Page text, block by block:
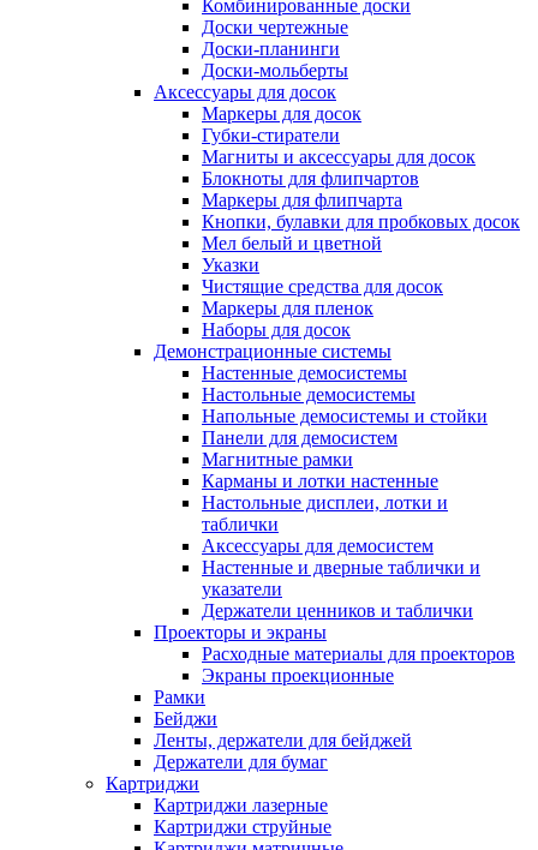
Комбинированные доски
Доски чертежные
Доски-планинги
Доски-мольберты
Аксессуары для досок
Маркеры для досок
Губки-стиратели
Магниты и аксессуары для досок
Блокноты для флипчартов
Маркеры для флипчарта
Кнопки, булавки для пробковых досок
Мел белый и цветной
Указки
Чистящие средства для досок
Маркеры для пленок
Наборы для досок
Демонстрационные системы
Настенные демосистемы
Настольные демосистемы
Напольные демосистемы и стойки
Панели для демосистем
Магнитные рамки
Карманы и лотки настенные
Настольные дисплеи, лотки и
таблички
Аксессуары для демосистем
Настенные и дверные таблички и
указатели
Держатели ценников и таблички
Проекторы и экраны
Расходные материалы для проекторов
Экраны проекционные
Рамки
Бейджи
Ленты, держатели для бейджей
Держатели для бумаг
Картриджи
Картриджи лазерные
Картриджи струйные